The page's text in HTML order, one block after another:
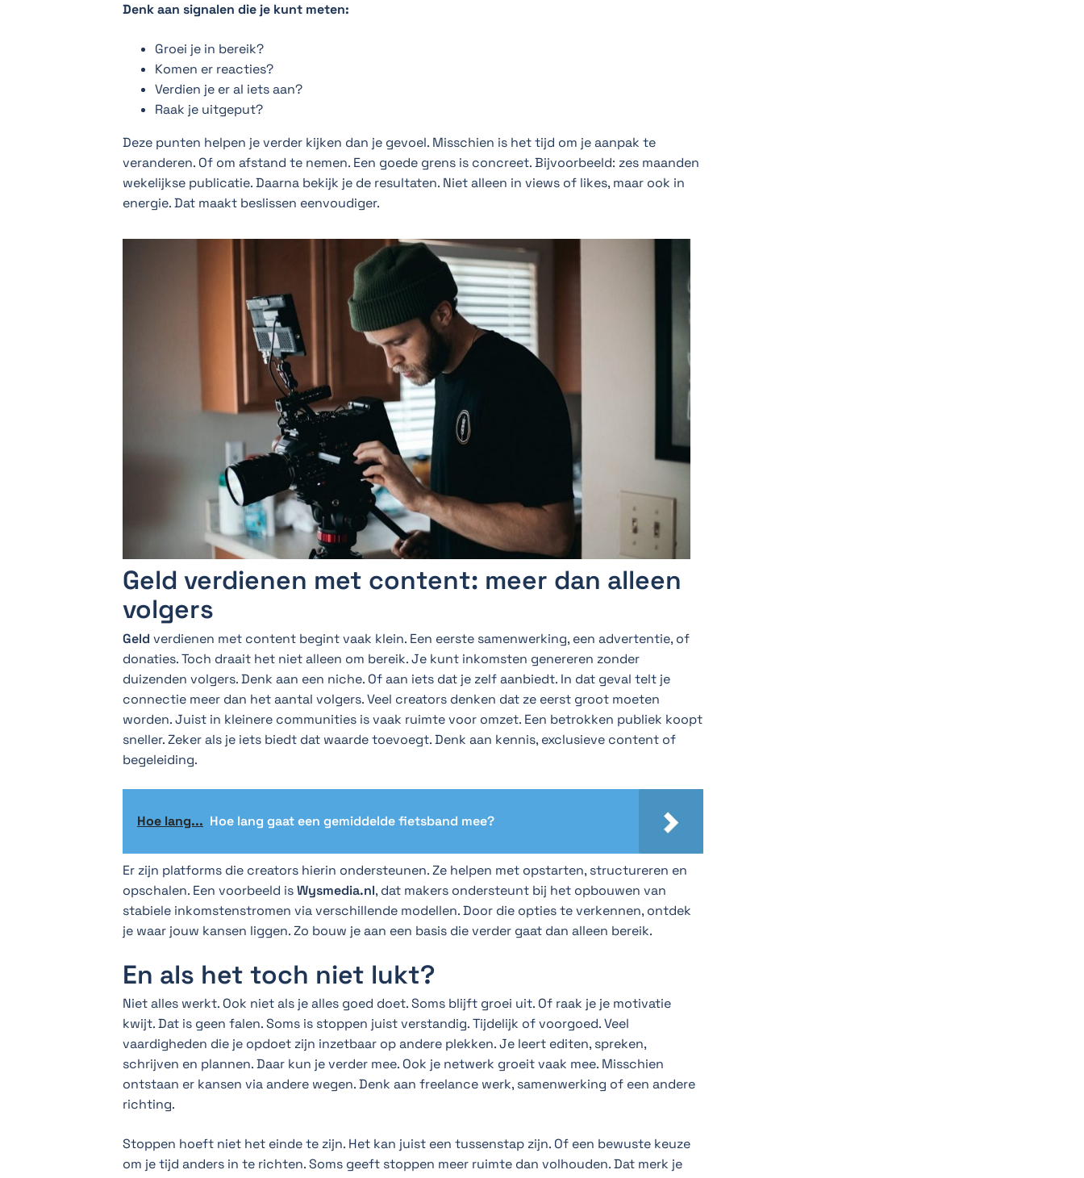
Denk aan signalen die je kunt meten:
Groei je in bereik?
Komen er reacties?
Verdien je er al iets aan?
Raak je uitgeput?
Deze punten helpen je verder kijken dan je gevoel. Misschien is het tijd om je aanpak te
veranderen. Of om afstand te nemen. Een goede grens is concreet. Bijvoorbeeld: zes maanden
wekelijkse publicatie. Daarna bekijk je de resultaten. Niet alleen in views of likes, maar ook in
energie. Dat maakt beslissen eenvoudiger.
Geld verdienen met content: meer dan alleen
volgers
Geld verdienen met content begint vaak klein. Een eerste samenwerking, een advertentie, of
donaties. Toch draait het niet alleen om bereik. Je kunt inkomsten genereren zonder
duizenden volgers. Denk aan een niche. Of aan iets dat je zelf aanbiedt. In dat geval telt je
connectie meer dan het aantal volgers. Veel creators denken dat ze eerst groot moeten
worden. Juist in kleinere communities is vaak ruimte voor omzet. Een betrokken publiek koopt
sneller. Zeker als je iets biedt dat waarde toevoegt. Denk aan kennis, exclusieve content of
begeleiding.
Hoe lang... Hoe lang gaat een gemiddelde fietsband mee?
Er zijn platforms die creators hierin ondersteunen. Ze helpen met opstarten, structureren en
opschalen. Een voorbeeld isWysmedia.nl, dat makers ondersteunt bij het opbouwen van
stabiele inkomstenstromen via verschillende modellen. Door die opties te verkennen, ontdek
je waar jouw kansen liggen. Zo bouw je aan een basis die verder gaat dan alleen bereik.
En als het toch niet lukt?
Niet alles werkt. Ook niet als je alles goed doet. Soms blijft groei uit. Of raak je je motivatie
kwijt. Dat is geen falen. Soms is stoppen juist verstandig. Tijdelijk of voorgoed. Veel
vaardigheden die je opdoet zijn inzetbaar op andere plekken. Je leert editen, spreken,
schrijven en plannen. Daar kun je verder mee. Ook je netwerk groeit vaak mee. Misschien
ontstaan er kansen via andere wegen. Denk aan freelance werk, samenwerking of een andere
richting.
Stoppen hoeft niet het einde te zijn. Het kan juist een tussenstap zijn. Of een bewuste keuze
om je tijd anders in te richten. Soms geeft stoppen meer ruimte dan volhouden. Dat merk je